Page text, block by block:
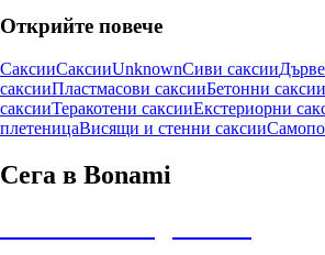
Открийте повече
СаксииСаксииUnknownСиви саксии
саксииПластмасови саксииБетонни саксии
саксииТеракотени саксииЕкстериорни
плетеницаВисящи и стенни саксии
Сега в Bonami